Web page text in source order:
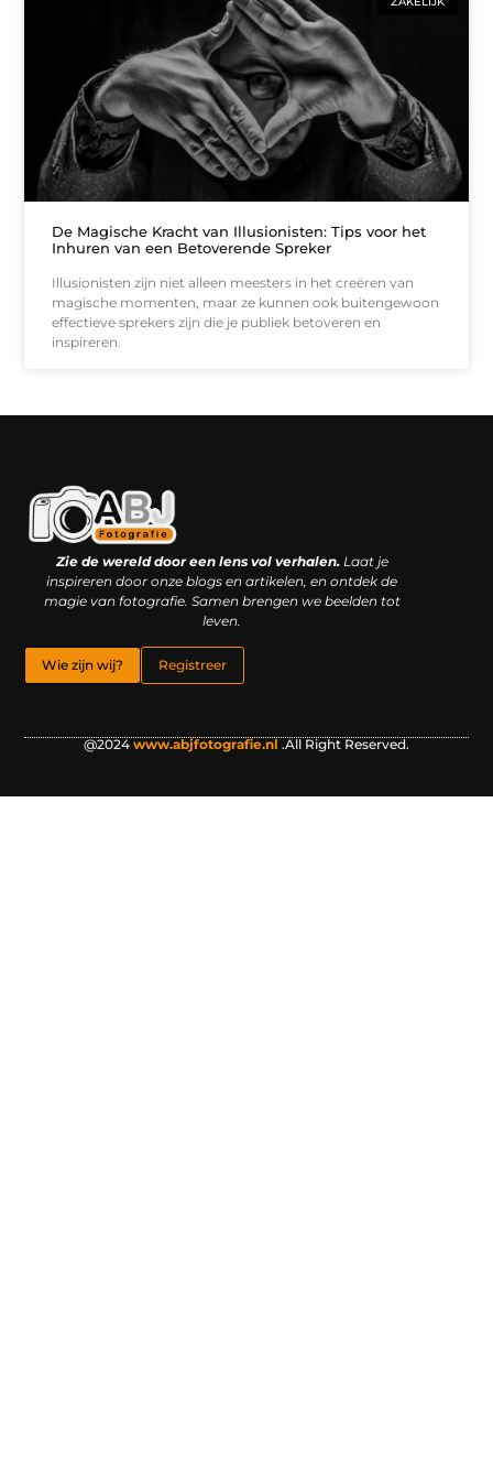
De Magische Kracht van Illusionisten: Tips voor het
Inhuren van een Betoverende Spreker
Illusionisten zijn niet alleen meesters in het creëren van
magische momenten, maar ze kunnen ook buitengewoon
effectieve sprekers zijn die je publiek betoveren en
inspireren.
Zie de wereld door een lens vol verhalen.Laat je
inspireren door onze blogs en artikelen, en ontdek de
magie van fotografie. Samen brengen we beelden tot
leven.
Wie zijn wij? Registreer
@2024 www.abjfotografie.nl .All Right Reserved.